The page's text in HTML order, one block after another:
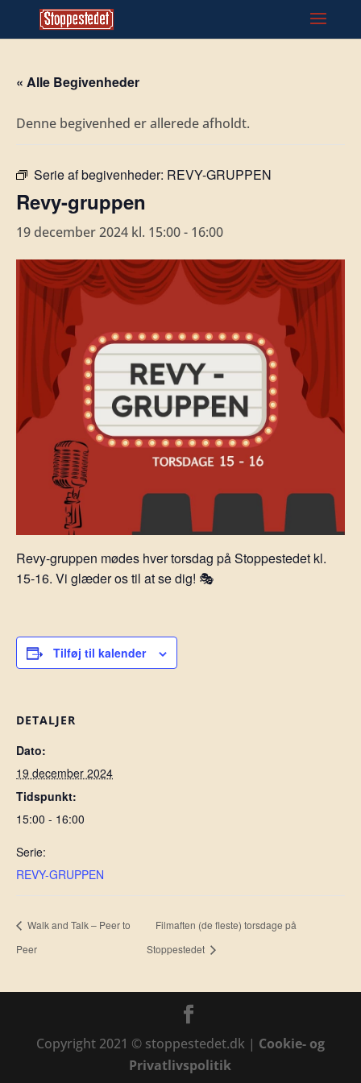
« Alle Begivenheder
Denne begivenhed er allerede afholdt.
Serie af begivenheder: REVY-GRUPPEN
Revy-gruppen
19 december 2024 kl. 15:00- 16:00
Revy-gruppen mødes hver torsdag på Stoppestedet kl.
15-16. Vi glæder os til at se dig! 🎭
Tilføj til kalender
DETALJER
Dato:
19 december 2024
Tidspunkt:
15:00 - 16:00
Serie:
REVY-GRUPPEN
Walk and Talk – Peer to
Peer
Filmaften (de fleste) torsdage på
Stoppestedet
Copyright 2021 © stoppestedet.dk | Cookie- og
Privatlivspolitik